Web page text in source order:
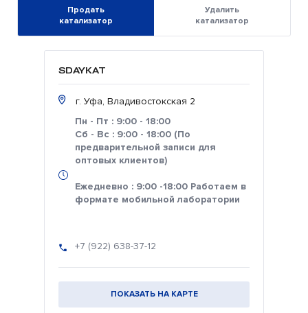
Продать
катализатор
Удалить
катализатор
SDAYKAT
г. Уфа, Владивостокская 2
Пн - Пт : 9:00 - 18:00
Сб - Вс : 9:00 - 18:00 (По
предварительной записи для
оптовых клиентов)
Ежедневно : 9:00 -18:00 Работаем в
формате мобильной лаборатории
+7 (922) 638-37-12
ПОКАЗАТЬ НА КАРТЕ